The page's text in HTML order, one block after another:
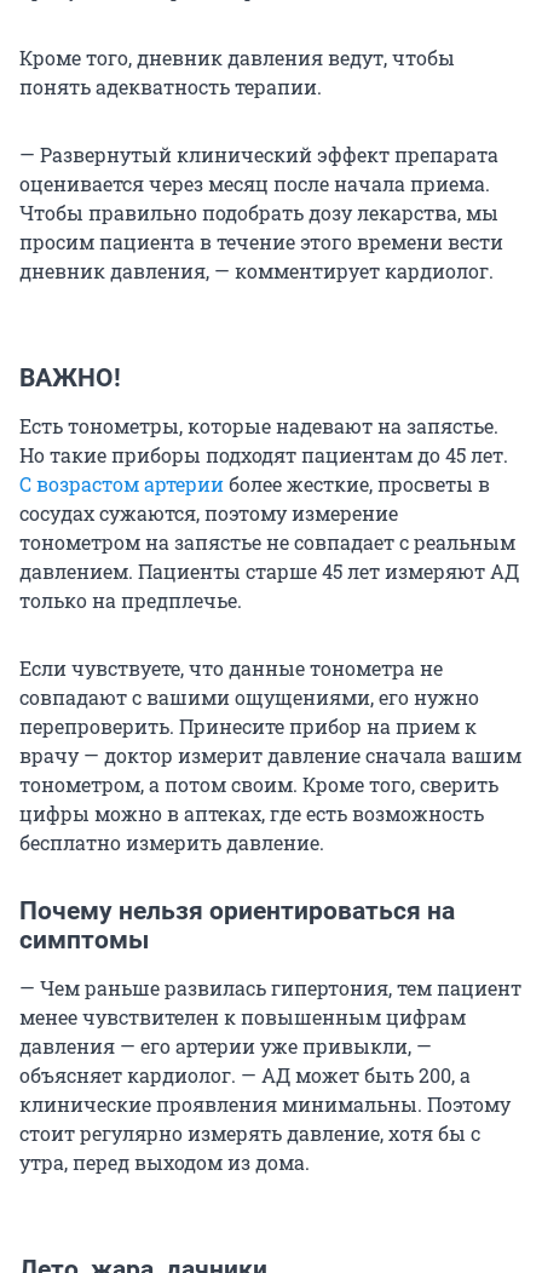
Кроме того, дневник давления ведут, чтобы
понять адекватность терапии.
— Развернутый клинический эффект препарата
оценивается через месяц после начала приема.
Чтобы правильно подобрать дозу лекарства, мы
просим пациента в течение этого времени вести
дневник давления, — комментирует кардиолог.
ВАЖНО!
Есть тонометры, которые надевают на запястье.
Но такие приборы подходят пациентам до 45 лет.
С возрастом артерииболее жесткие, просветы в
сосудах сужаются, поэтому измерение
тонометром на запястье не совпадает с реальным
давлением. Пациенты старше 45 лет измеряют АД
только на предплечье.
Если чувствуете, что данные тонометра не
совпадают с вашими ощущениями, его нужно
перепроверить. Принесите прибор на прием к
врачу — доктор измерит давление сначала вашим
тонометром, а потом своим. Кроме того, сверить
цифры можно в аптеках, где есть возможность
бесплатно измерить давление.
Почему нельзя ориентироваться на
симптомы
— Чем раньше развилась гипертония, тем пациент
менее чувствителен к повышенным цифрам
давления — его артерии уже привыкли, —
объясняет кардиолог. — АД может быть 200, а
клинические проявления минимальны. Поэтому
стоит регулярно измерять давление, хотя бы с
утра, перед выходом из дома.